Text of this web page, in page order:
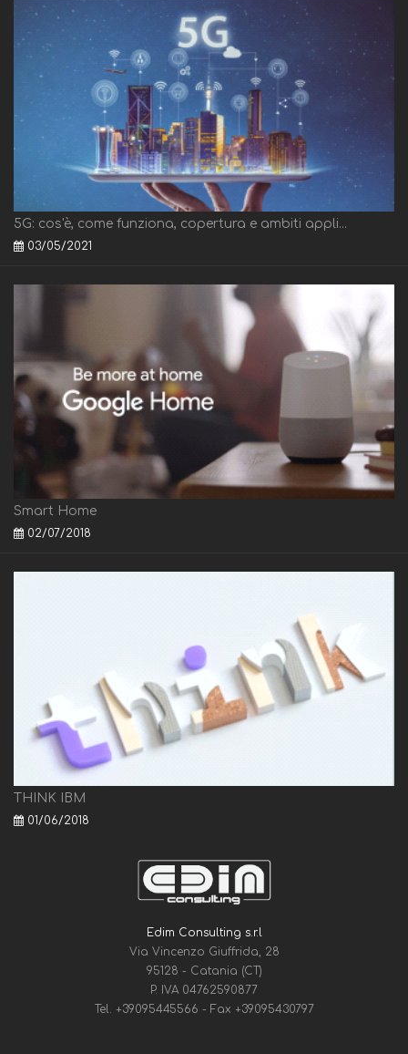
5G: cos'è, come funziona, copertura e ambiti appli...
03/05/2021
Smart Home
02/07/2018
THINK IBM
01/06/2018
Edim Consulting s.r.l
Via Vincenzo Giuffrida, 28
95128 - Catania (CT)
P. IVA 04762590877
Tel. +39095445566 - Fax +39095430797